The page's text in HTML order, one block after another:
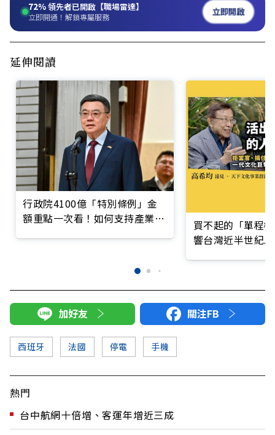
72%領先者已開啟【職場雷達】
立即開通！解鎖專屬服務 立即開啟
延伸閱讀
行政院4100億「特別條例」金
額重點一次看！如何支持產業、
買不起的「單程
響台灣近半世紀
加好友 關注FB
西班牙 法國 停電 手機
熱門
台中航網十倍增、客運年增近三成